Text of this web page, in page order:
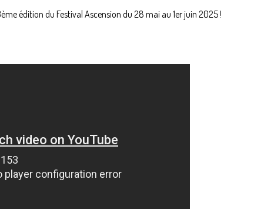
édition du Festival Ascension du 28 mai au 1er juin 2025 !